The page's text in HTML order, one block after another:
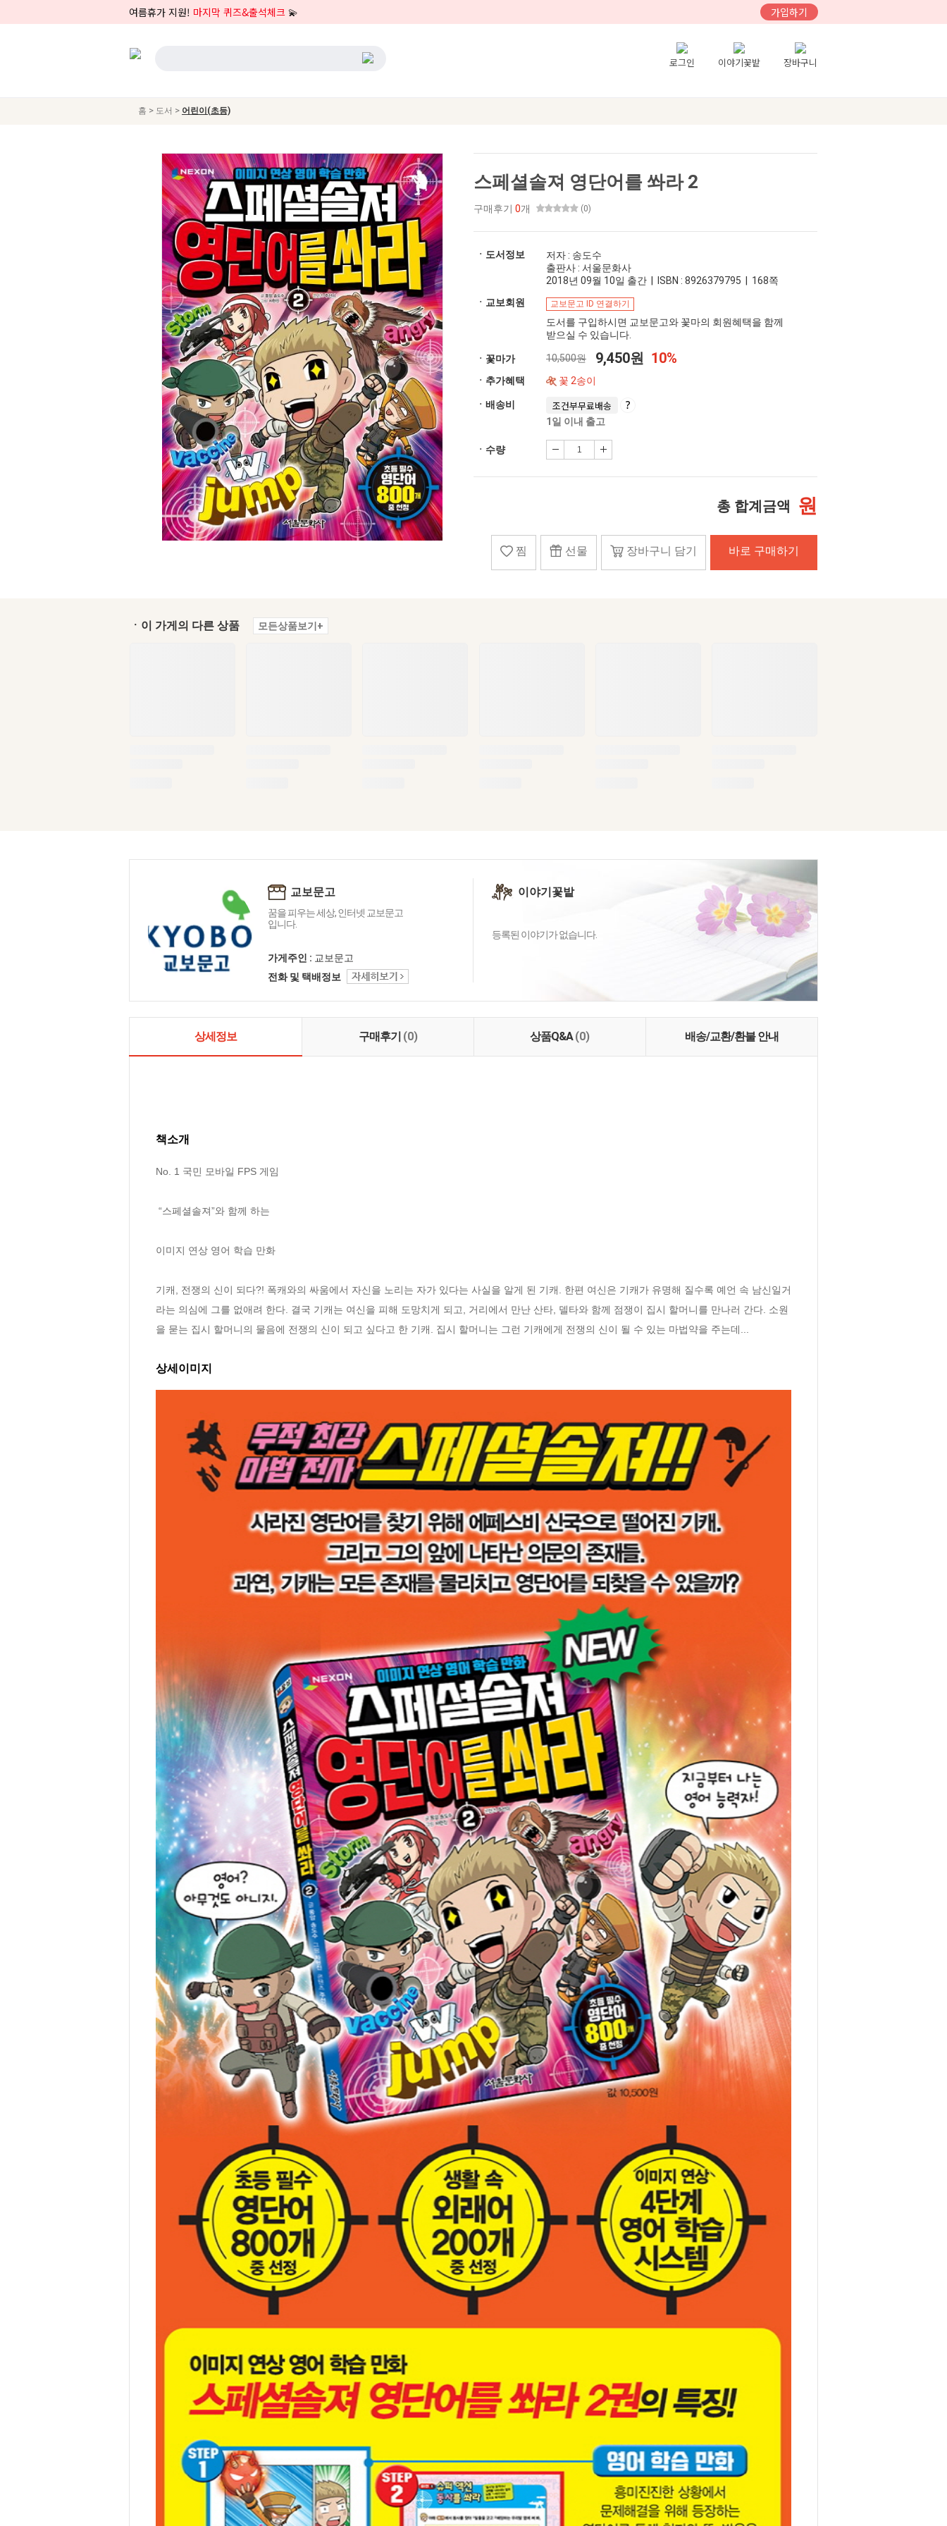
여름휴가 지원! 마지막 퀴즈&출석체크 💫 가입하기
로그인 이야기꽃밭 장바구니
홈 > 도서 > 어린이(초등)
스페셜솔져 영단어를 쏴라 2
구매후기 0개 (0)
ㆍ도서정보
저자 : 송도수
출판사 : 서울문화사
2018년 09월 10일 출간 | ISBN : 8926379795 | 168쪽
ㆍ교보회원
교보문고 ID 연결하기
도서를 구입하시면 교보문고와 꽃마의 회원혜택을 함께
받으실 수 있습니다.
ㆍ꽃마가 10,500원 9,450원 10%
ㆍ추가혜택 꽃 2송이
ㆍ배송비 조건부무료배송
1일 이내 출고
ㆍ수량
총 합계금액 원
찜 선물 장바구니 담기 바로 구매하기
ㆍ이 가게의 다른 상품 모든상품보기+
교보문고
꿈을 피우는 세상, 인터넷 교보문고
입니다.
가게주인 : 교보문고
전화 및 택배정보
이야기꽃밭
등록된 이야기가 없습니다.
상세정보 구매후기 (0) 상품Q&A(0) 배송/교환/환불 안내
책소개
No. 1 국민 모바일 FPS 게임
이미지 연상 영어 학습 만화
기캐, 전쟁의 신이 되다?! 폭캐와의 싸움에서 자신을 노리는 자가 있다는 사실을 알게 된 기캐. 한편 여신은 기캐가 유명해 질수록 예언 속 남신일거
라는 의심에 그를 없애려 한다. 결국 기캐는 여신을 피해 도망치게 되고, 거리에서 만난 산타, 델타와 함께 점쟁이 집시 할머니를 만나러 간다. 소원
을 묻는 집시 할머니의 물음에 전쟁의 신이 되고 싶다고 한 기캐. 집시 할머니는 그런 기캐에게 전쟁의 신이 될 수 있는 마법약을 주는데...
상세이미지